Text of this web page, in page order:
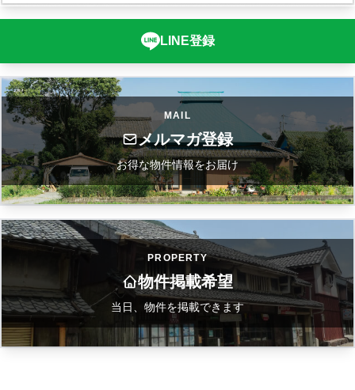
LINE登録
MAIL
メルマガ登録
お得な物件情報をお届け
PROPERTY
物件掲載希望
当日、物件を掲載できます